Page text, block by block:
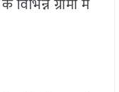
ग्रामों में